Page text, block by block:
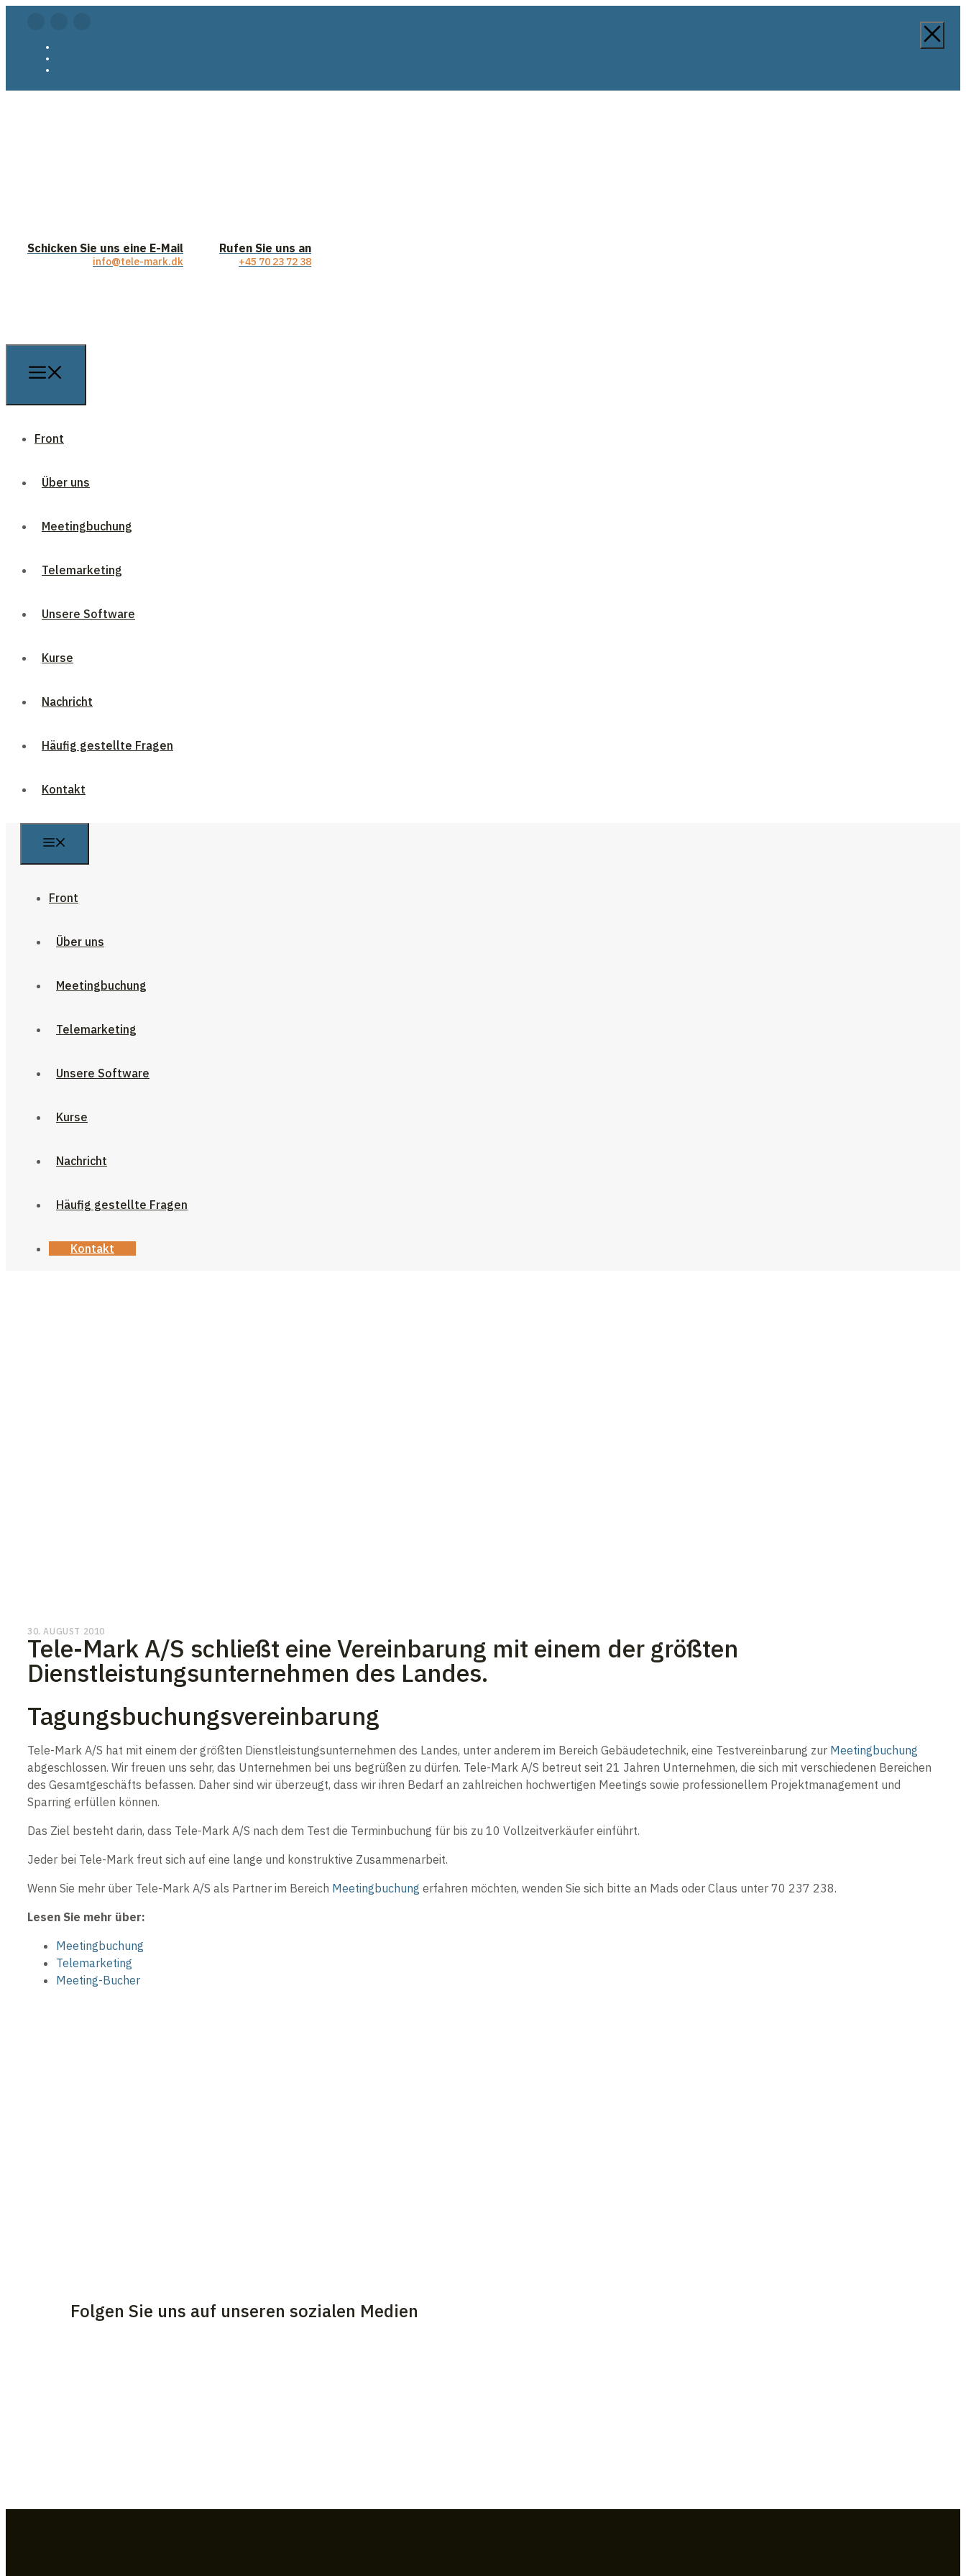
Schicken Sie uns eine E-Mail
info@tele-mark.dk
Rufen Sie uns an
+45 70 23 72 38
Front
Über uns
Meetingbuchung
Telemarketing
Unsere Software
Kurse
Nachricht
Häufig gestellte Fragen
Kontakt
Front
Über uns
Meetingbuchung
Telemarketing
Unsere Software
Kurse
Nachricht
Häufig gestellte Fragen
Kontakt
30. AUGUST 2010
Tele-Mark A/S schließt eine Vereinbarung mit einem der größten
Dienstleistungsunternehmen des Landes.
Tagungsbuchungsvereinbarung
Tele-Mark A/S hat mit einem der größten Dienstleistungsunternehmen des Landes, unter anderem im Bereich Gebäudetechnik, eine Testvereinbarung zur Meetingbuchung
abgeschlossen. Wir freuen uns sehr, das Unternehmen bei uns begrüßen zu dürfen. Tele-Mark A/S betreut seit 21 Jahren Unternehmen, die sich mit verschiedenen Bereichen
des Gesamtgeschäfts befassen. Daher sind wir überzeugt, dass wir ihren Bedarf an zahlreichen hochwertigen Meetings sowie professionellem Projektmanagement und
Sparring erfüllen können.
Das Ziel besteht darin, dass Tele-Mark A/S nach dem Test die Terminbuchung für bis zu 10 Vollzeitverkäufer einführt.
Jeder bei Tele-Mark freut sich auf eine lange und konstruktive Zusammenarbeit.
Wenn Sie mehr über Tele-Mark A/S als Partner im Bereich Meetingbuchung erfahren möchten, wenden Sie sich bitte an Mads oder Claus unter 70 237 238.
Lesen Sie mehr über:
Meetingbuchung
Telemarketing
Meeting-Bucher
Folgen Sie uns auf unseren sozialen Medien